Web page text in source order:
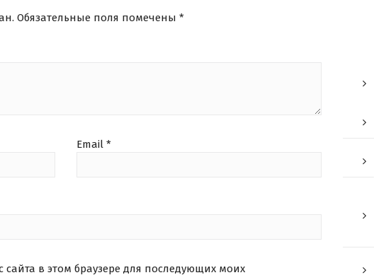
Обязательные поля помечены *
Email *
в этом браузере для последующих моих